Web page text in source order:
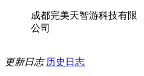
成都完美天智游科技有限
公司
更新日志 历史日志